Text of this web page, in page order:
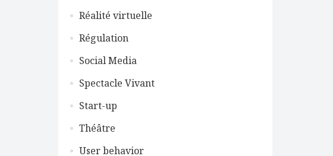
Réalité virtuelle
Régulation
Social Media
Spectacle Vivant
Start-up
Théâtre
User behavior